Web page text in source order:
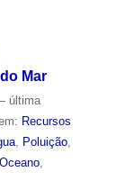
Mar
última
Recursos
, Poluição,
,